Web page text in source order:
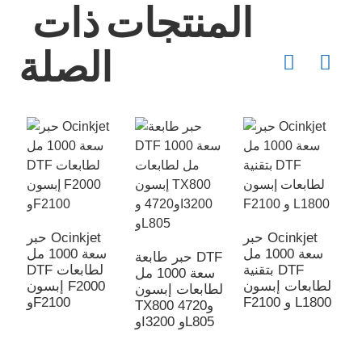
المنتجات ذات
الصلة
حبر Ocinkjet
سعة 1000 مل
DTF لطابعات
إبسون F2000
وF2100
حبر طابعة DTF
سعة 1000 مل
لطابعات إبسون
TX800 و4720
وI3200 وL805
حبر Ocinkjet
سعة 1000 مل
بتقنية DTF
لطابعات إبسون
F2100 و L1800